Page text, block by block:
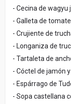
- Cecina de wagyu
- Galleta de
- Crujiente de
- Longaniza de
- Tartaleta de
- Cóctel de jamón
- Espárrago de
- Sopa castellana